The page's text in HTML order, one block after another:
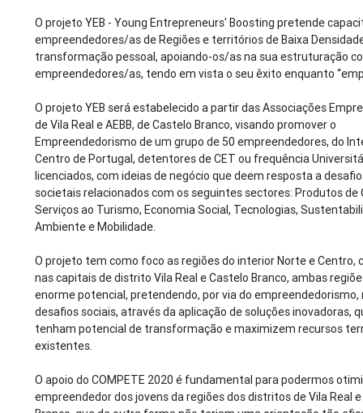
O projeto YEB - Young Entrepreneurs' Boosting pretende
empreendedores/as de Regiões e territórios de Baixa
transformação pessoal, apoiando-os/as na sua estruturação
empreendedores/as, tendo em vista o seu êxito enquanto
O projeto YEB será estabelecido a partir das Associações
de Vila Real e AEBB, de Castelo Branco, visando promover o
Empreendedorismo de um grupo de 50 empreendedores, do
Centro de Portugal, detentores de CET ou frequência
licenciados, com ideias de negócio que deem resposta a
societais relacionados com os seguintes sectores: Produtos de
Serviços ao Turismo, Economia Social, Tecnologias,
Ambiente e Mobilidade.
O projeto tem como foco as regiões do interior Norte e Centro,
nas capitais de distrito Vila Real e Castelo Branco, ambas
enorme potencial, pretendendo, por via do empreendedorismo,
desafios sociais, através da aplicação de soluções inovadoras,
tenham potencial de transformação e maximizem recursos
existentes.
O apoio do COMPETE 2020 é fundamental para podermos
empreendedor dos jovens da regiões dos distritos de Vila Real